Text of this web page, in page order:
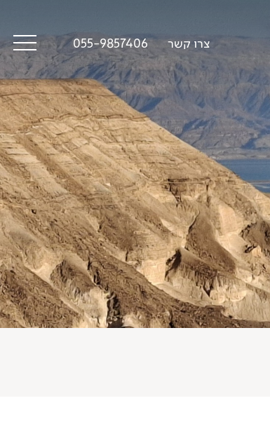
צרו קשר 055-9857406
סיפורי דרך
פודקאסט טראק טוק
תקנון